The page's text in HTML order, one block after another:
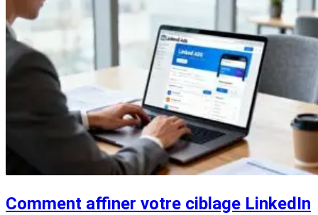
Comment affiner votre ciblage LinkedIn